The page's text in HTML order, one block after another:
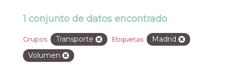
1 conjunto de datos encontrado
Grupos: Transporte Etiquetas:
Madrid
Volumen